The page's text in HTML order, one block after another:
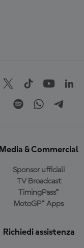
Media & Commercial
Sponsor ufficiali
TV Broadcast
TimingPass™
MotoGP™ Apps
Richiedi assistenza